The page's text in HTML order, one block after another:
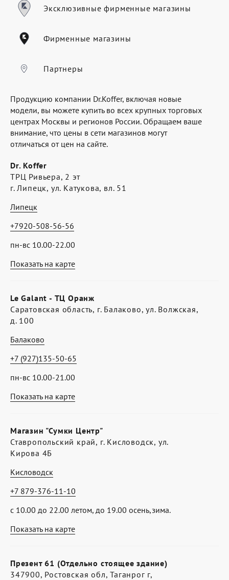
Контакты
Программа лояльности
данных
Эксклюзивные фирменные магазины
Фирменные магазины
Партнеры
Продукцию компании Dr.Koffer, включая новые
модели, вы можете купить во всех крупных торговых
центрах Москвы и регионов России. Обращаем ваше
внимание, что цены в сети магазинов могут
отличаться от цен на сайте.
Показать на карте
Dr. Koffer
ТРЦ Ривьера, 2 эт
г. Липецк, ул. Катукова, вл. 51
Липецк
пн-вс 10.00-22.00
+7920-508-56-56
Показать на карте
Le Galant - ТЦ Оранж
Саратовская область, г. Балаково, ул. Волжская,
д. 100
Балаково
пн-вс 10.00-21.00
+7 (927)135-50-65
Показать на карте
Магазин "Сумки Центр"
Ставропольский край, г. Кисловодск, ул.
Кирова 4Б
Кисловодск
с 10.00 до 22.00 летом, до 19.00 осень,зима.
+7 879-376-11-10
Презент 61 (Отдельно стоящее здание)
347900, Ростовская обл, Таганрог г,